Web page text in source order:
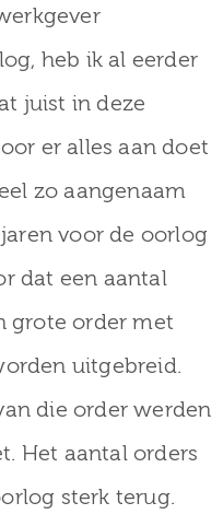
heb ik al eerder
juist in deze
er alles aan doet
zo aangenaam
voor de oorlog
dat een aantal
grote order met
uitgebreid.
die order werden
Het aantal orders
sterk terug.